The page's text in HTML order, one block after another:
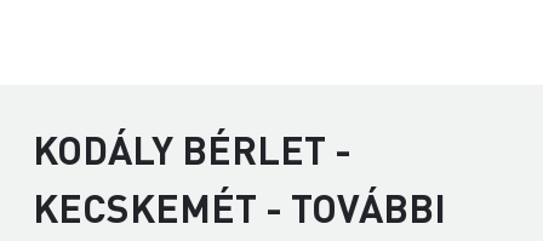
KODÁLY BÉRLET -
KECSKEMÉT - TOVÁBBI